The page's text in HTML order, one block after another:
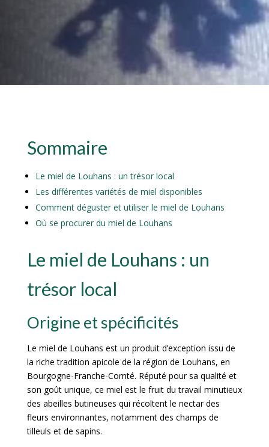
Sommaire
Le miel de Louhans : un trésor local
Les différentes variétés de miel disponibles
Comment déguster et utiliser le miel de Louhans
Où se procurer du miel de Louhans
Le miel de Louhans : un
trésor local
Origine et spécificités
Le miel de Louhans est un produit d’exception issu de
la riche tradition apicole de la région de Louhans, en
Bourgogne-Franche-Comté. Réputé pour sa qualité et
son goût unique, ce miel est le fruit du travail minutieux
des abeilles butineuses qui récoltent le nectar des
fleurs environnantes, notamment des champs de
tilleuls et de sapins.